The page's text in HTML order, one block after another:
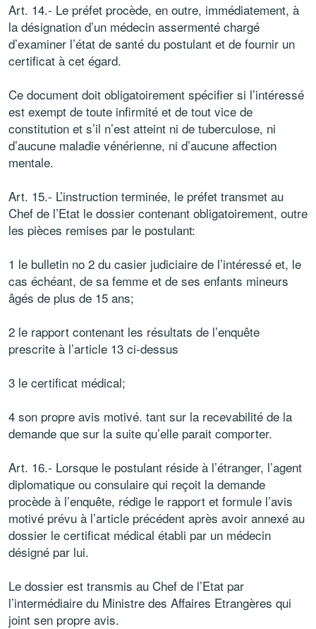
Art. 14.- Le préfet procède, en outre, immédiatement, à
la désignation d’un médecin assermenté chargé
d’examiner l’état de santé du postulant et de fournir un
certificat à cet égard.
Ce document doit obligatoirement spécifier si l’intéressé
est exempt de toute infirmité et de tout vice de
constitution et s’il n’est atteint ni de tuberculose, ni
d’aucune maladie vénérienne, ni d’aucune affection
mentale.
Art. 15.- L’instruction terminée, le préfet transmet au
Chef de l’Etat le dossier contenant obligatoirement, outre
les pièces remises par le postulant:
1 le bulletin no 2 du casier judiciaire de l’intéressé et, le
cas échéant, de sa femme et de ses enfants mineurs
âgés de plus de 15 ans;
2 le rapport contenant les résultats de l’enquête
prescrite à l’article 13 ci-dessus
3 le certificat médical;
4 son propre avis motivé. tant sur la recevabilité de la
demande que sur la suite qu’elle parait comporter.
Art. 16.- Lorsque le postulant réside à l’étranger, l’agent
diplomatique ou consulaire qui reçoit la demande
procède à l’enquête, rédige le rapport et formule l’avis
motivé prévu à l’article précédent après avoir annexé au
dossier le certificat médical établi par un médecin
désigné par lui.
Le dossier est transmis au Chef de l’Etat par
l’intermédiaire du Ministre des Affaires Etrangères qui
joint sen propre avis.